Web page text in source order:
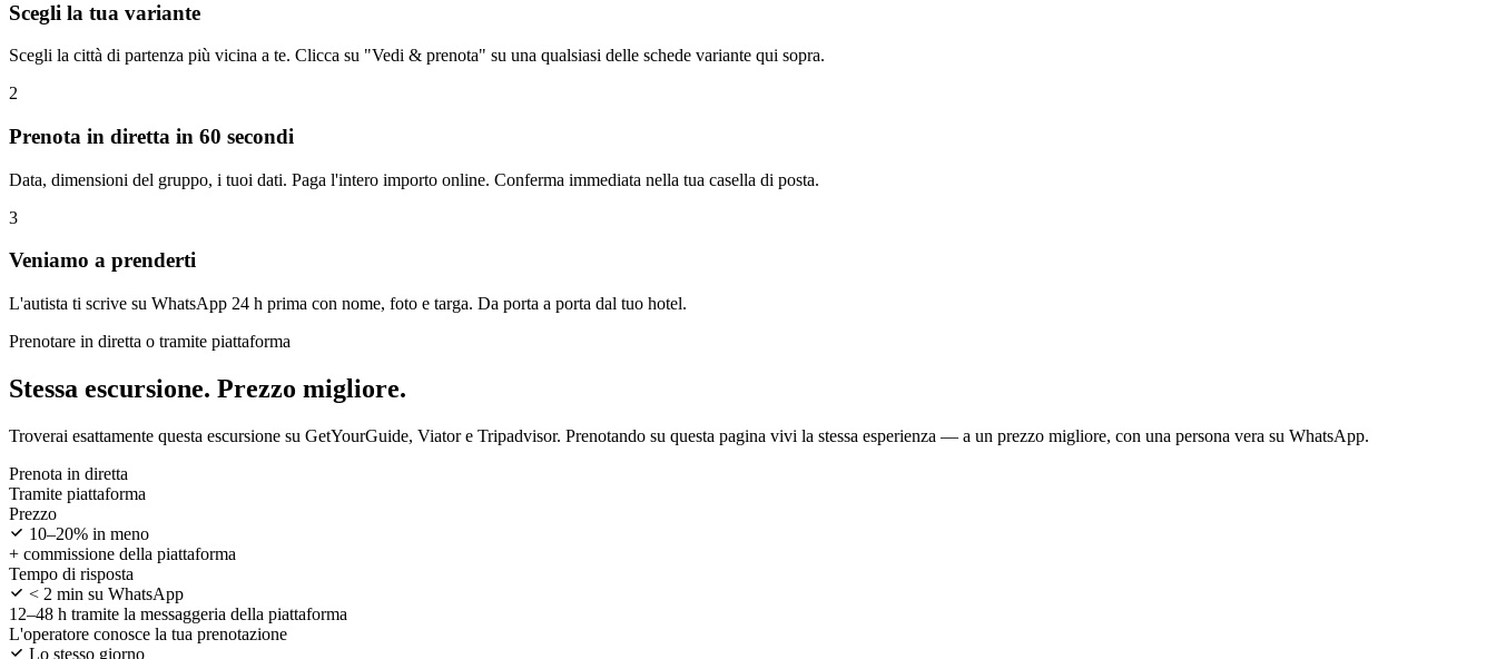
Scegli la tua variante
Scegli la città di partenza più vicina a te. Clicca su "Vedi & prenota" su una qualsiasi delle schede variante qui sopra.
2
Prenota in diretta in 60 secondi
Data, dimensioni del gruppo, i tuoi dati. Paga l'intero importo online. Conferma immediata nella tua casella di posta.
3
Veniamo a prenderti
L'autista ti scrive su WhatsApp 24 h prima con nome, foto e targa. Da porta a porta dal tuo hotel.
Prenotare in diretta o tramite piattaforma
Stessa escursione. Prezzo migliore.
Troverai esattamente questa escursione su GetYourGuide, Viator e Tripadvisor. Prenotando su questa pagina vivi la stessa esperienza — a un prezzo migliore, con una persona vera su WhatsApp.
Prenota in diretta
Tramite piattaforma
Prezzo
10–20% in meno
+ commissione della piattaforma
Tempo di risposta
< 2 min su WhatsApp
12–48 h tramite la messaggeria della piattaforma
L'operatore conosce la tua prenotazione
Lo stesso giorno